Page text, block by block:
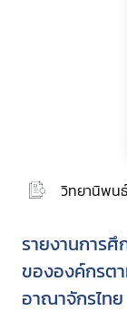
วิทยานิพน
รายงานการศึ
ขององค์กรต
อาณาจักรไท